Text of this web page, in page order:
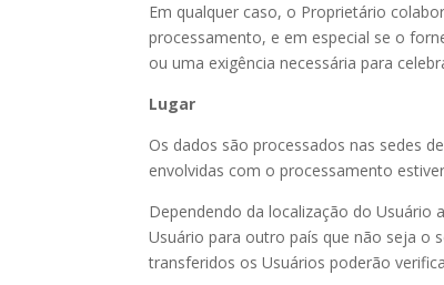
Em qualquer caso, o Proprietário
processamento, e em especial se o
ou uma exigência necessária para
Lugar
Os dados são processados nas sedes
envolvidas com o processamento
Dependendo da localização do Usuário
Usuário para outro país que não seja o
transferidos os Usuários poderão